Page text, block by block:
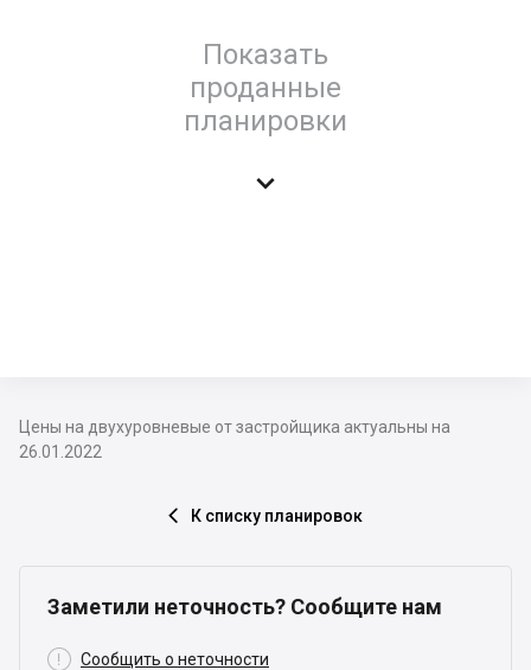
Показать
проданные
планировки

Цены на двухуровневые от застройщика актуальны на
26.01.2022
 К списку планировок
Заметили неточность? Сообщите нам
 Сообщить о неточности